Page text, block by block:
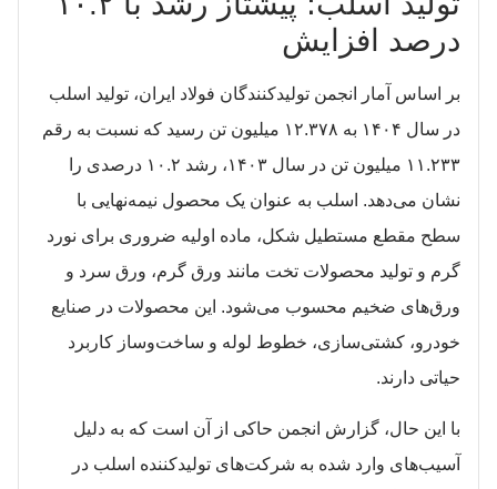
درصد افزایش
بر اساس آمار انجمن تولیدکنندگان فولاد ایران، تولید اسلب
در سال ۱۴۰۴ به ۱۲.۳۷۸ میلیون تن رسید که نسبت به رقم
۱۱.۲۳۳ میلیون تن در سال ۱۴۰۳، رشد ۱۰.۲ درصدی را
نشان می‌دهد. اسلب به عنوان یک محصول نیمه‌نهایی با
سطح مقطع مستطیل شکل، ماده اولیه ضروری برای نورد
گرم و تولید محصولات تخت مانند ورق گرم، ورق سرد و
ورق‌های ضخیم محسوب می‌شود. این محصولات در صنایع
خودرو، کشتی‌سازی، خطوط لوله و ساخت‌وساز کاربرد
حیاتی دارند.
با این حال، گزارش انجمن حاکی از آن است که به دلیل
آسیب‌های وارد شده به شرکت‌های تولیدکننده اسلب در